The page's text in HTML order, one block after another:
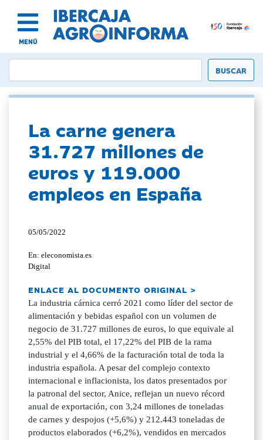
MENÚ
La carne genera
31.727 millones de
euros y 119.000
empleos en España
05/05/2022
En: eleconomista.es
Digital
ENLACE AL DOCUMENTO ORIGINAL >
La industria cárnica cerró 2021 como líder del sector de
alimentación y bebidas español con un volumen de
negocio de 31.727 millones de euros, lo que equivale al
2,55% del PIB total, el 17,22% del PIB de la rama
industrial y el 4,66% de la facturación total de toda la
industria española. A pesar del complejo contexto
internacional e inflacionista, los datos presentados por
la patronal del sector, Anice, reflejan un nuevo récord
anual de exportación, con 3,24 millones de toneladas
de carnes y despojos (+5,6%) y 212.443 toneladas de
productos elaborados (+6,2%), vendidos en mercados